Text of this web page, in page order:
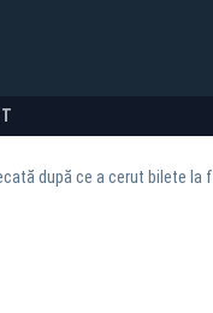
după ce a cerut bilete la